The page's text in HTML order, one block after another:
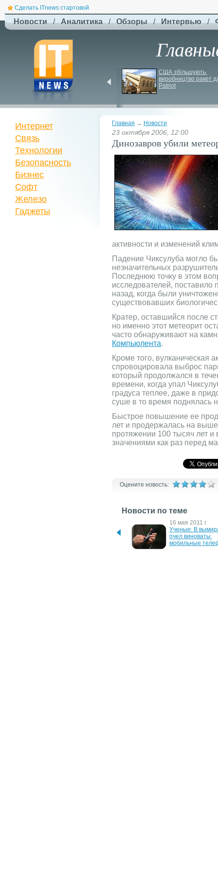
Сделать ITnews стартовой
Новости / Аналитика / Обзоры / Интервью /
нової серії станцій -
STREAM 5000
США збільшують
виробництво ракет
Patriot
Главная → Новости
23 октября 2006, 12:00
Динозавров убили
активности и изменений
Падение Чиксулуба могло
незначительных
Последнюю точку в этом
исследователей, поставило
назад, когда были
существовавших
Кратер, оставшийся после
но именно этот метеорит
часто обнаруживают на
Компьюлента.
Кроме того, вулканическая
спровоцировала выброс
который продолжался в
времени, когда упал
градуса теплее, даже в
суше в то время поднялась
Быстрое повышение ее
лет и продержалась на
протяжении 100 тысяч лет
значениями как раз перед
Оцените новость:
Новости по теме
16 мая 2011 г.
Ученые: В
пчел виноваты
мобильные
Интернет
Связь
Технологии
Безопасность
Бизнес
Софт
Железо
Гаджеты